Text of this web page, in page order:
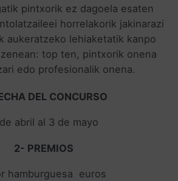
pintxorik ez dagoela esaten
horrelakorik jakinarazi
aukeratzeko lehiaketatik kanpo
top ten, pintxorik onena
edo profesionalik onena.
DEL CONCURSO
abril al 3 de mayo
2- PREMIOS
hamburguesa euros